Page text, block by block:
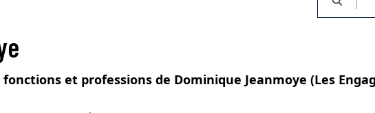
et professions de Dominique Jeanmoye (Les